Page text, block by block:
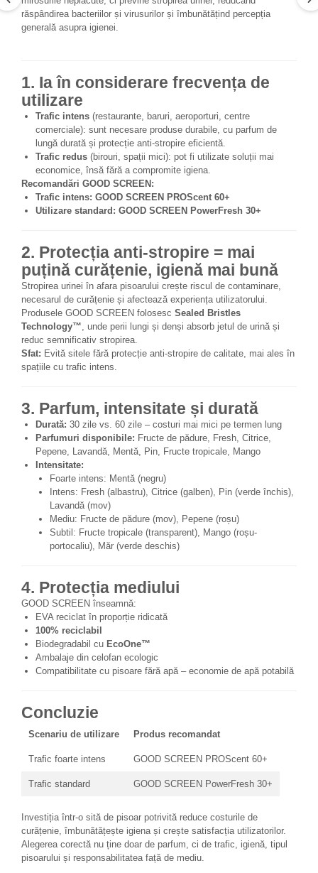
răspândirea bacteriilor și virusurilor și îmbunătățind percepția
generală asupra igienei.
1. Ia în considerare frecvența de
utilizare
Trafic intens (restaurante, baruri, aeroporturi, centre
comerciale): sunt necesare produse durabile, cu parfum de
lungă durată și protecție anti-stropire eficientă.
Trafic redus (birouri, spații mici): pot fi utilizate soluții mai
economice, însă fără a compromite igiena.
Recomandări GOOD SCREEN:
Trafic intens: GOOD SCREEN PROScent 60+
Utilizare standard: GOOD SCREEN PowerFresh 30+
2. Protecția anti-stropire = mai
puțină curățenie, igienă mai bună
Stropirea urinei în afara pisoarului crește riscul de contaminare,
necesarul de curățenie și afectează experiența utilizatorului.
Produsele GOOD SCREEN folosesc Sealed Bristles
Technology™ , unde perii lungi și denși absorb jetul de urină și
reduc semnificativ stropirea.
Sfat: Evită sitele fără protecție anti-stropire de calitate, mai ales în
spațiile cu trafic intens.
3. Parfum, intensitate și durată
Durată: 30 zile vs. 60 zile – costuri mai mici pe termen lung
Parfumuri disponibile: Fructe de pădure, Fresh, Citrice,
Pepene, Lavandă, Mentă, Pin, Fructe tropicale, Mango
Intensitate:
Foarte intens: Mentă (negru)
Intens: Fresh (albastru), Citrice (galben), Pin (verde închis),
Lavandă (mov)
Mediu: Fructe de pădure (mov), Pepene (roșu)
Subtil: Fructe tropicale (transparent), Mango (roșu-
portocaliu), Măr (verde deschis)
4. Protecția mediului
GOOD SCREEN înseamnă:
EVA reciclat în proporție ridicată
100% reciclabil
Biodegradabil cu EcoOne™
Ambalaje din celofan ecologic
Compatibilitate cu pisoare fără apă – economie de apă potabilă
Concluzie
Scenariu de utilizare Produs recomandat
Trafic foarte intens GOOD SCREEN PROScent 60+
Trafic standard GOOD SCREEN PowerFresh 30+
Investiția într-o sită de pisoar potrivită reduce costurile de
curățenie, îmbunătățește igiena și crește satisfacția utilizatorilor.
Alegerea corectă nu ține doar de parfum, ci de trafic, igienă, tipul
pisoarului și responsabilitatea față de mediu.